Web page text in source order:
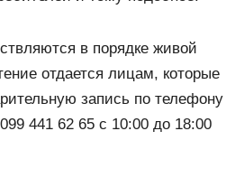
в порядке живой
отдается лицам, которые
запись по телефону
441 62 65 с 10:00 до 18:00